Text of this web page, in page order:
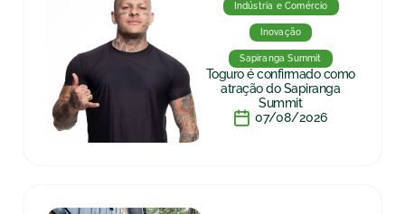
Indústria e Comércio
Inovação
Sapiranga Summit
Toguro é confirmado como
atração do Sapiranga
Summit
07/08/2026